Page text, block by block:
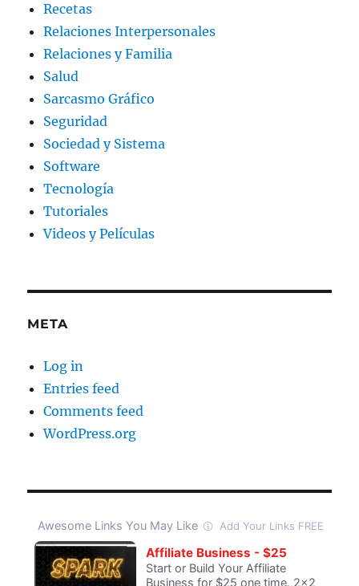
Recetas
Relaciones Interpersonales
Relaciones y Familia
Salud
Sarcasmo Gráfico
Seguridad
Sociedad y Sistema
Software
Tecnología
Tutoriales
Videos y Películas
META
Log in
Entries feed
Comments feed
WordPress.org